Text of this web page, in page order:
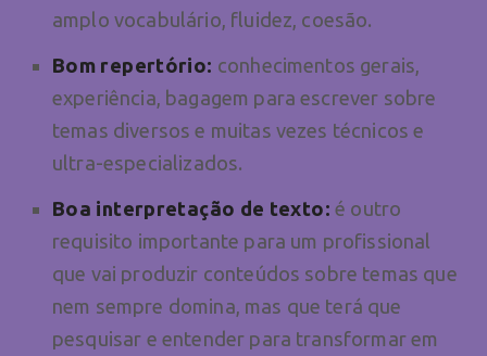
amplo vocabulário, fluidez, coesão.
Bom repertório: conhecimentos gerais,
experiência, bagagem para escrever sobre
temas diversos e muitas vezes técnicos e
ultra-especializados.
Boa interpretação de texto: é outro
requisito importante para um profissional
que vai produzir conteúdos sobre temas que
nem sempre domina, mas que terá que
pesquisar e entender para transformar em